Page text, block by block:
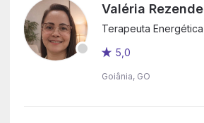
Valéria Rezende
Terapeuta Energética
5,0
Goiânia, GO